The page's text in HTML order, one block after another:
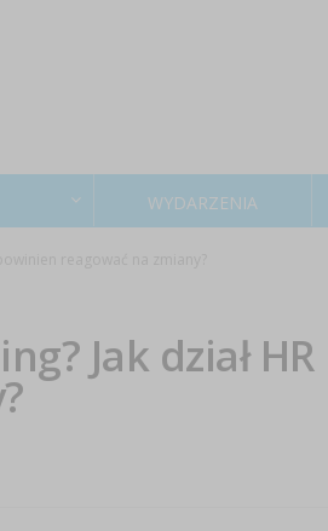
WYDARZENIA
Jak dział HR